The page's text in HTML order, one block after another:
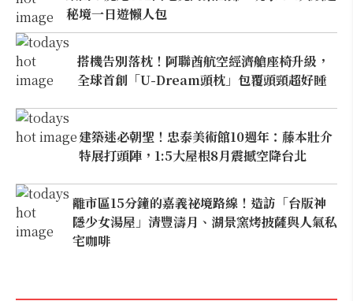
秘境一日遊懶人包
搭機告別落枕！阿聯酋航空經濟艙座椅升級，
全球首創「U-Dream頭枕」包覆頭頸超好睡
建築迷必朝聖！忠泰美術館10週年：藤本壯介
特展打頭陣，1:5大屋根8月震撼空降台北
離市區15分鐘的嘉義祕境路線！造訪「台版神
隱少女湯屋」清豐濤月、湖景窯烤披薩與人氣私
宅咖啡